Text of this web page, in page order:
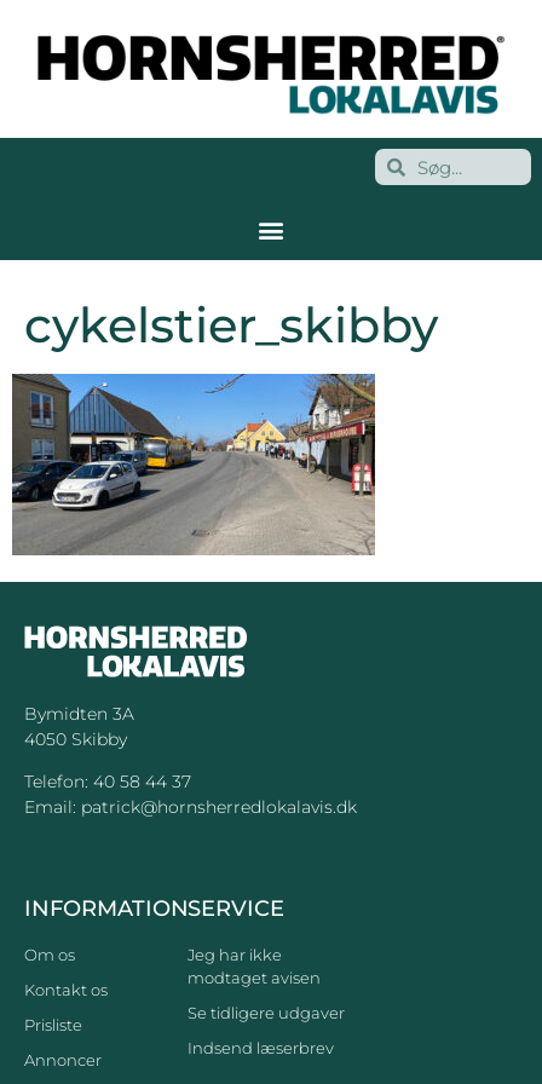
cykelstier_skibby
Bymidten 3A
4050 Skibby
Telefon: 40 58 44 37
Email: patrick@hornsherredlokalavis.dk
INFORMATION
Om os
Kontakt os
Prisliste
Annoncer
SERVICE
Jeg har ikke
modtaget avisen
Se tidligere udgaver
Indsend læserbrev